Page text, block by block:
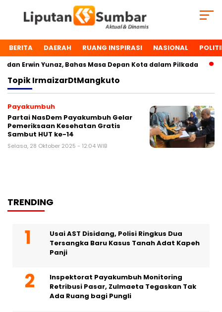
BERITA DAERAH RUANG INSPIRASI NASIONAL
Erwin Yunaz, Bahas Masa Depan Kota dalam Pilkada
TopikIrmaizarDtMangkuto
Payakumbuh
Partai NasDem Payakumbuh Gelar
Pemeriksaan Kesehatan Gratis
Sambut HUT ke-14
Selasa, 28 Oktober 2025 - 12:04 WIB
TRENDING
Usai AST Disidang, Polisi Ringkus Dua
Tersangka Baru Kasus Tanah Adat Kapeh
Panji
Inspektorat Payakumbuh Monitoring
Retribusi Pasar, Zulmaeta Tegaskan Tak
Ada Ruang bagi Pungli